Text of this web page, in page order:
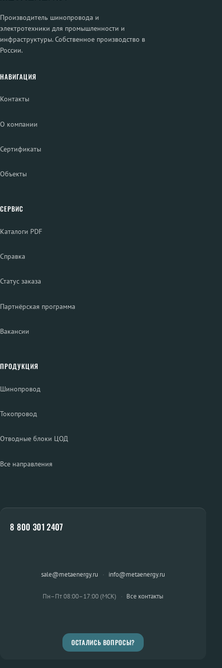
Производитель шинопровода и
электротехники для промышленности и
инфраструктуры. Собственное производство в
России.
НАВИГАЦИЯ
Контакты
О компании
Сертификаты
Объекты
СЕРВИС
Каталоги PDF
Справка
Статус заказа
Партнёрская программа
Вакансии
ПРОДУКЦИЯ
Шинопровод
Токопровод
Отводные блоки ЦОД
Все направления
8 800 301 2407
sale@metaenergy.ru · info@metaenergy.ru
Пн–Пт 08:00–17:00 (МСК) · Все контакты
ОСТАЛИСЬ ВОПРОСЫ?